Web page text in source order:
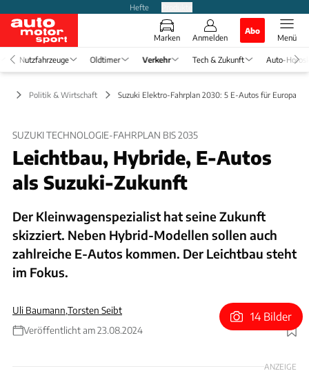
Hefte
Marken Anmelden
Abo
Menü
Nutzfahrzeuge Oldtimer Verkehr Tech & Zukunft Auto-
Politik & Wirtschaft Suzuki Elektro-Fahrplan 2030: 5 E-Autos für Europa
SUZUKI TECHNOLOGIE-FAHRPLAN BIS 2035
Leichtbau, Hybride, E-Autos
als Suzuki-Zukunft
Der Kleinwagenspezialist hat seine Zukunft
skizziert. Neben Hybrid-Modellen sollen auch
zahlreiche E-Autos kommen. Der Leichtbau steht
im Fokus.
Uli Baumann,Torsten Seibt
Veröffentlicht am 23.08.2024
Foto: Suzuki
14 Bilder
ANZEIGE